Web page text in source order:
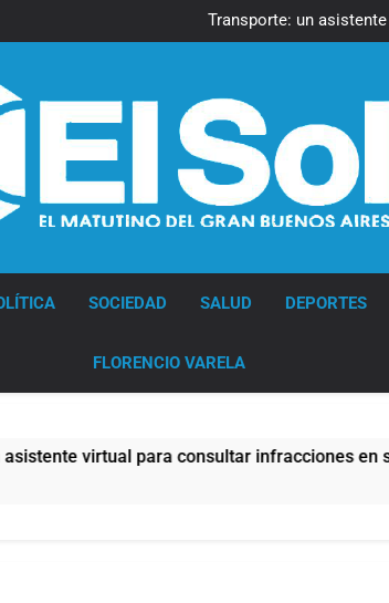
Transporte: un
Una gran
Una gran
SOCIEDAD SALUD DEPORTES
FLORENCIO VARELA
virtual para consultar infracciones en